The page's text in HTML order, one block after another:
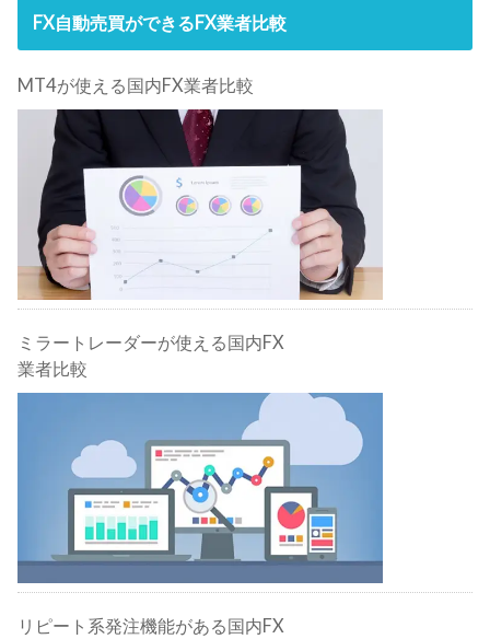
FX自動売買ができるFX業者比較
MT4が使える国内FX業者比較
ミラートレーダーが使える国内FX
業者比較
リピート系発注機能がある国内FX